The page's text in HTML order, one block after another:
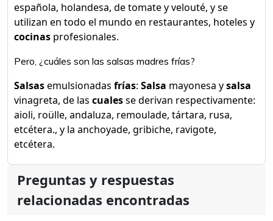
española, holandesa, de tomate y velouté, y se
utilizan en todo el mundo en restaurantes, hoteles y
cocinas profesionales.
Pero, ¿cuáles son las salsas madres frías?
Salsasemulsionadas frías: Salsa mayonesa ysalsa
vinagreta, de las cualesse derivan respectivamente:
aioli, roülle, andaluza, remoulade, tártara, rusa,
etcétera., y la anchoyade, gribiche, ravigote,
etcétera.
Preguntas y respuestas
relacionadas encontradas